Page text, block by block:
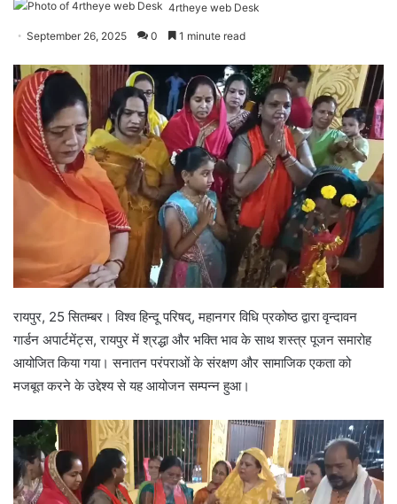
4rtheye web Desk
September 26, 2025 0 1 minute read
रायपुर, 25 सितम्बर। विश्व हिन्दू परिषद्, महानगर विधि प्रकोष्ठ द्वारा वृन्दावन
गार्डन अपार्टमेंट्स, रायपुर में श्रद्धा और भक्ति भाव के साथ शस्त्र पूजन समारोह
आयोजित किया गया। सनातन परंपराओं के संरक्षण और सामाजिक एकता को
मजबूत करने के उद्देश्य से यह आयोजन सम्पन्न हुआ।